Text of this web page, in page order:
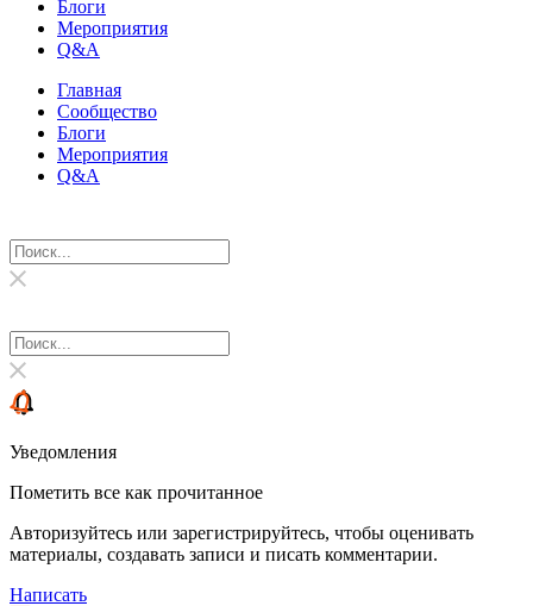
Блоги
Мероприятия
Q&A
Главная
Сообщество
Блоги
Мероприятия
Q&A
Уведомления
Пометить все как прочитанное
Авторизуйтесь или зарегистрируйтесь, чтобы оценивать
материалы, создавать записи и писать комментарии.
Написать